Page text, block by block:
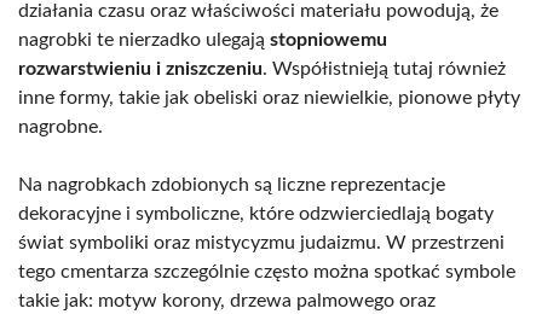
działania czasu oraz właściwości materiału powodują, że
nagrobki te nierzadko ulegają stopniowemu
rozwarstwieniu i zniszczeniu. Współistnieją tutaj również
inne formy, takie jak obeliski oraz niewielkie, pionowe płyty
nagrobne.
Na nagrobkach zdobionych są liczne reprezentacje
dekoracyjne i symboliczne, które odzwierciedlają bogaty
świat symboliki oraz mistycyzmu judaizmu. W przestrzeni
tego cmentarza szczególnie często można spotkać symbole
takie jak: motyw korony, drzewa palmowego oraz